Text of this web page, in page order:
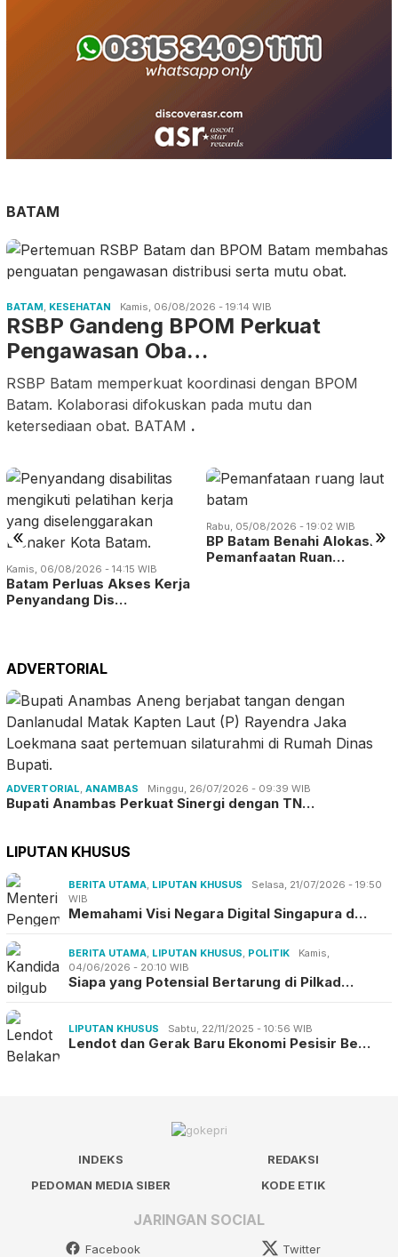
BATAM
BATAM KESEHATAN Kamis, 06/08/2026 - 19:14 WIB
RSBP Gandeng BPOM Perkuat
Pengawasan Oba…
RSBP Batam memperkuat koordinasi dengan BPOM
Batam. Kolaborasi difokuskan pada mutu dan
ketersediaan obat. BATAM .
« »
Kamis, 06/08/2026 - 14:15 WIB
Batam Perluas Akses Kerja
Penyandang Dis…
Rabu, 05/08/2026 - 19:02 WIB
BP Batam Benahi Alokasi
Pemanfaatan Ruan…
ADVERTORIAL
ADVERTORIAL ANAMBAS Minggu, 26/07/2026 - 09:39 WIB
Bupati Anambas Perkuat Sinergi dengan TN…
LIPUTAN KHUSUS
BERITA UTAMA LIPUTAN KHUSUS
Selasa, 21/07/2026 - 19:50
WIB
Memahami Visi Negara Digital Singapura d…
BERITA UTAMA LIPUTAN KHUSUS POLITIK
Kamis,
04/06/2026 - 20:10 WIB
Siapa yang Potensial Bertarung di Pilkad…
LIPUTAN KHUSUS Sabtu, 22/11/2025 - 10:56 WIB
Lendot dan Gerak Baru Ekonomi Pesisir Be…
INDEKS
REDAKSI
PEDOMAN MEDIA SIBER
KODE ETIK
JARINGAN SOCIAL
Facebook Twitter